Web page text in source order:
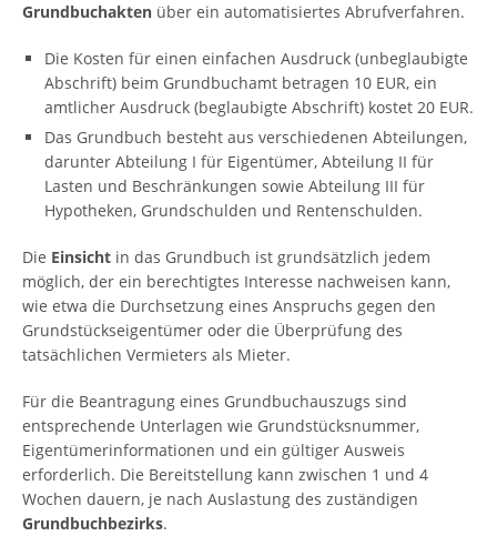
Grundbuchakten über ein automatisiertes Abrufverfahren.
Die Kosten für einen einfachen Ausdruck (unbeglaubigte
Abschrift) beim Grundbuchamt betragen 10 EUR, ein
amtlicher Ausdruck (beglaubigte Abschrift) kostet 20 EUR.
Das Grundbuch besteht aus verschiedenen Abteilungen,
darunter Abteilung I für Eigentümer, Abteilung II für
Lasten und Beschränkungen sowie Abteilung III für
Hypotheken, Grundschulden und Rentenschulden.
Die Einsicht in das Grundbuch ist grundsätzlich jedem
möglich, der ein berechtigtes Interesse nachweisen kann,
wie etwa die Durchsetzung eines Anspruchs gegen den
Grundstückseigentümer oder die Überprüfung des
tatsächlichen Vermieters als Mieter.
Für die Beantragung eines Grundbuchauszugs sind
entsprechende Unterlagen wie Grundstücksnummer,
Eigentümerinformationen und ein gültiger Ausweis
erforderlich. Die Bereitstellung kann zwischen 1 und 4
Wochen dauern, je nach Auslastung des zuständigen
Grundbuchbezirks.